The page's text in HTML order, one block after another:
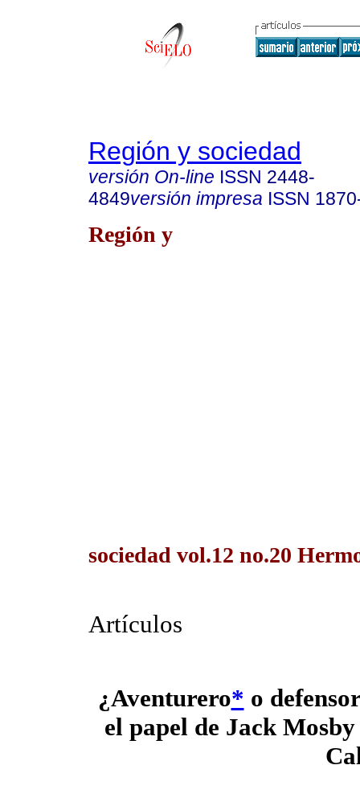
Región y sociedad
versión On-line ISSN 2448-
4849versión impresa ISSN
Región y
sociedad vol.12 no.20
Artículos
¿Aventurero* o
el papel de Jack